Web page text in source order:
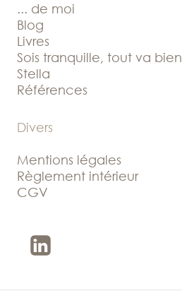
... de moi
Blog
Livres
Sois tranquille, tout va bien
Stella
Références
Divers
Mentions légales
Règlement intérieur
CGV